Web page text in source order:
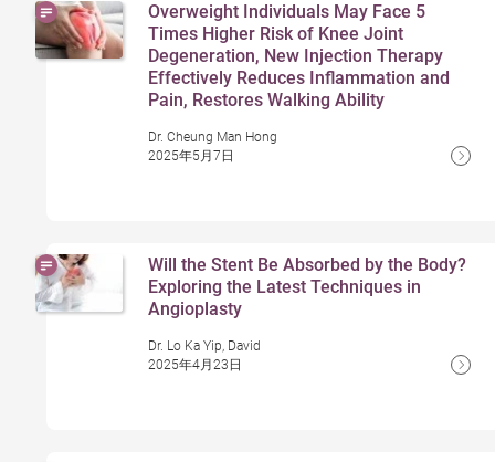
Overweight Individuals May Face 5
Times Higher Risk of Knee Joint
Degeneration, New Injection Therapy
Effectively Reduces Inflammation and
Pain, Restores Walking Ability
Dr. Cheung Man Hong
2025年5月7日
Will the Stent Be Absorbed by the Body?
Exploring the Latest Techniques in
Angioplasty
Dr. Lo Ka Yip, David
2025年4月23日